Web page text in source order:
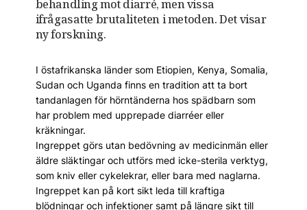
behandling mot diarré, men vissa
ifrågasatte brutaliteten i metoden. Det visar
ny forskning.
I östafrikanska länder som Etiopien, Kenya, Somalia,
Sudan och Uganda finns en tradition att ta bort
tandanlagen för hörntänderna hos spädbarn som
har problem med upprepade diarréer eller
kräkningar.
Ingreppet görs utan bedövning av medicinmän eller
äldre släktingar och utförs med icke-sterila verktyg,
som kniv eller cykelekrar, eller bara med naglarna.
Ingreppet kan på kort sikt leda till kraftiga
blödningar och infektioner samt på längre sikt till